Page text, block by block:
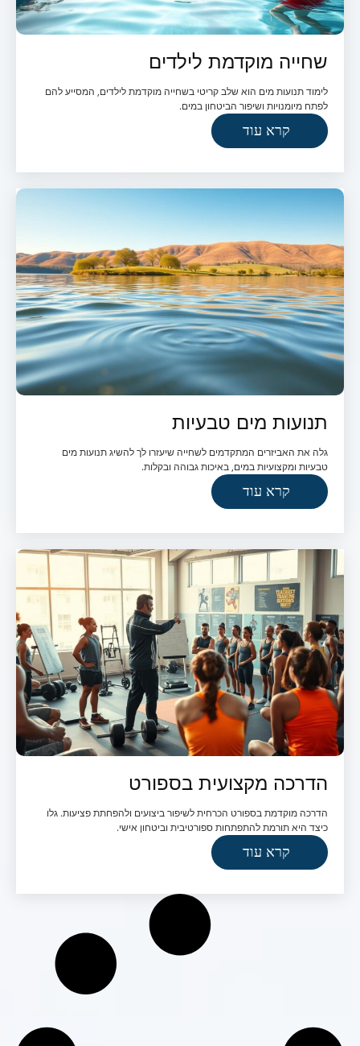
שחייה מוקדמת לילדים
לימוד תנועות מים הוא שלב קריטי בשחייה מוקדמת לילדים, המסייע להם
לפתח מיומנויות ושיפור הביטחון במים.
קרא עוד
תנועות מים טבעיות
גלה את האביזרים המתקדמים לשחייה שיעזרו לך להשיג תנועות מים
טבעיות ומקצועיות במים, באיכות גבוהה ובקלות.
קרא עוד
הדרכה מקצועית בספורט
הדרכה מוקדמת בספורט הכרחית לשיפור ביצועים ולהפחתת פציעות. גלו
כיצד היא תורמת להתפתחות ספורטיבית וביטחון אישי.
קרא עוד